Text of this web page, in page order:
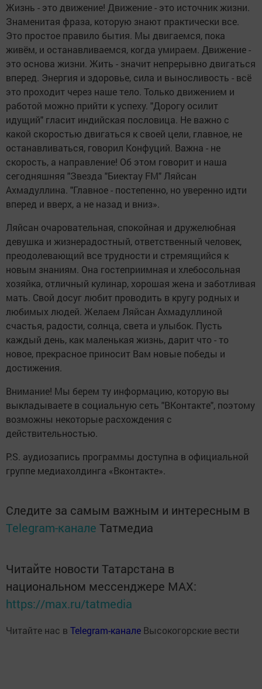
Жизнь - это движение! Движение - это источник жизни.
Знаменитая фраза, которую знают практически все.
Это простое правило бытия. Мы двигаемся, пока
живём, и останавливаемся, когда умираем. Движение -
это основа жизни. Жить - значит непрерывно двигаться
вперед. Энергия и здоровье, сила и выносливость - всё
это проходит через наше тело. Только движением и
работой можно прийти к успеху. "Дорогу осилит
идущий" гласит индийская пословица. Не важно с
какой скоростью двигаться к своей цели, главное, не
останавливаться, говорил Конфуций. Важна - не
скорость, а направление! Об этом говорит и наша
сегодняшняя "Звезда "Биектау FM" Ляйсан
Ахмадуллина. "Главное - постепенно, но уверенно идти
вперед и вверх, а не назад и вниз».
Ляйсан очаровательная, спокойная и дружелюбная
девушка и жизнерадостный, ответственный человек,
преодолевающий все трудности и стремящийся к
новым знаниям. Она гостеприимная и хлебосольная
хозяйка, отличный кулинар, хорошая жена и заботливая
мать. Свой досуг любит проводить в кругу родных и
любимых людей. Желаем Ляйсан Ахмадуллиной
счастья, радости, солнца, света и улыбок. Пусть
каждый день, как маленькая жизнь, дарит что - то
новое, прекрасное приносит Вам новые победы и
достижения.
Внимание! Мы берем ту информацию, которую вы
выкладываете в социальную сеть "ВКонтакте", поэтому
возможны некоторые расхождения с
действительностью.
P.S. аудиозапись программы доступна в официальной
группе медиахолдинга «Вконтакте».
Следите за самым важным и интересным в
Telegram-канале Татмедиа
Читайте новости Татарстана в
национальном мессенджере MАХ:
https://max.ru/tatmedia
Читайте нас в Telegram-канале Высокогорские вести